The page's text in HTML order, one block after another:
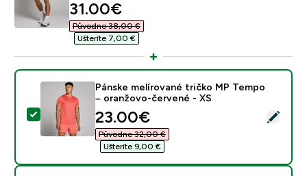
discounted price
31.00€‎
Původne 38,00 €‎
Ušteríte 7,00 €‎
Vybrať tento produkt - Pánske melírované tričko MP
Pánske melírované tričko MP Tempo
– oranžovo-červené - XS
discounted price
23.00€‎
Původne 32,00 €‎
Ušteríte 9,00 €‎